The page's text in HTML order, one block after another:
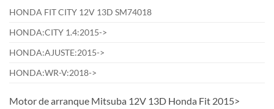
HONDA FIT CITY 12V 13D SM74018
HONDA:CITY 1.4:2015->
HONDA:AJUSTE:2015->
HONDA:WR-V:2018->
Motor de arranque Mitsuba 12V 13D Honda Fit 2015>